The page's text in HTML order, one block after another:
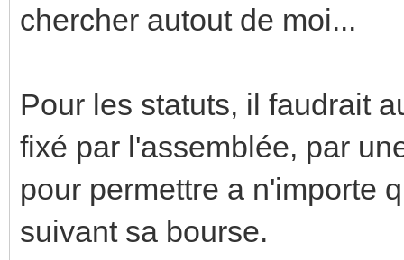
chercher autout de moi...
Pour les statuts, il faudrait
fixé par l'assemblée, par
pour permettre a n'importe
suivant sa bourse.